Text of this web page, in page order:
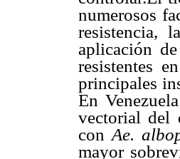
numerosos
resistencia,
aplicación
resistentes
principales
En
vectorial del
con Ae.
mayor